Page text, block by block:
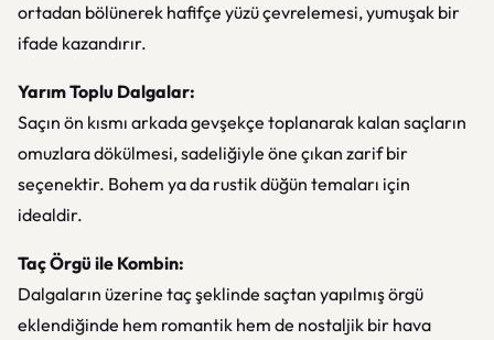
ortadan bölünerek hafifçe yüzü çevrelemesi, yumuşak bir
ifade kazandırır.
Yarım Toplu Dalgalar:
Saçın ön kısmı arkada gevşekçe toplanarak kalan saçların
omuzlara dökülmesi, sadeliğiyle öne çıkan zarif bir
seçenektir. Bohem ya da rustik düğün temaları için
idealdir.
Taç Örgü ile Kombin:
Dalgaların üzerine taç şeklinde saçtan yapılmış örgü
eklendiğinde hem romantik hem de nostaljik bir hava